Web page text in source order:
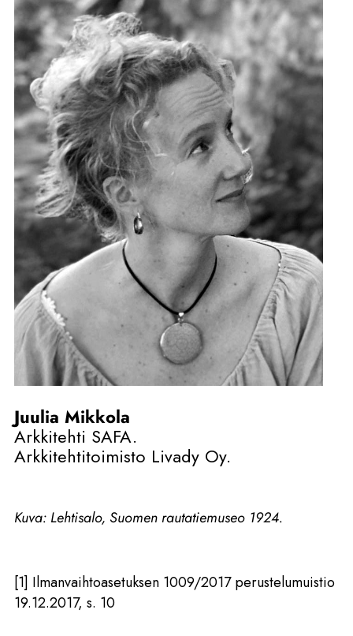
Juulia Mikkola
Arkkitehti SAFA.
Arkkitehtitoimisto Livady Oy.
Kuva: Lehtisalo, Suomen rautatiemuseo 1924.
[1] Ilmanvaihtoasetuksen 1009/2017 perustelumuistio
19.12.2017, s. 10